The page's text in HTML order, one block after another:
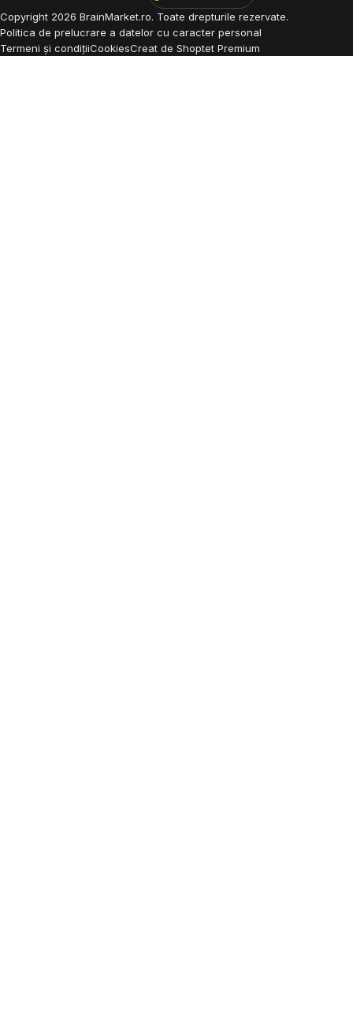
Copyright 2026 BrainMarket.ro. Toate drepturile rezervate.
Politica de prelucrare a datelor cu caracter personal
Termeni și condițiiCookiesCreat de Shoptet Premium